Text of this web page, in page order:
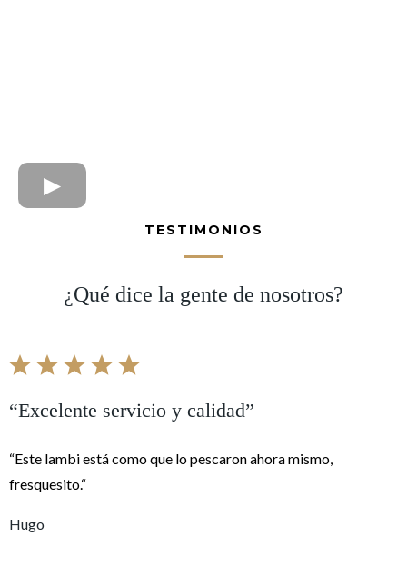
TESTIMONIOS
¿Qué dice la gente de nosotros?
“Excelente servicio y calidad”
“Este lambi está como que lo pescaron ahora mismo,
fresquesito.“
Hugo